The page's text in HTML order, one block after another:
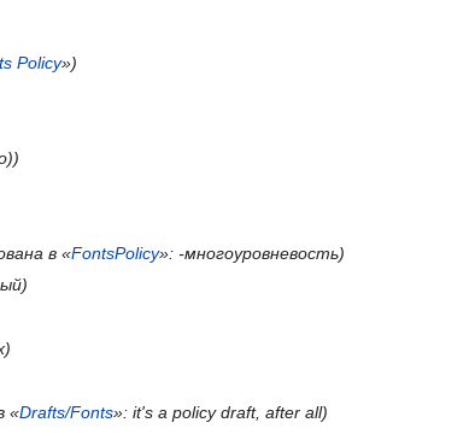
Policy»
в «FontsPolicy»: -многоуровневость
«Drafts/Fonts»: it's a policy draft, after all